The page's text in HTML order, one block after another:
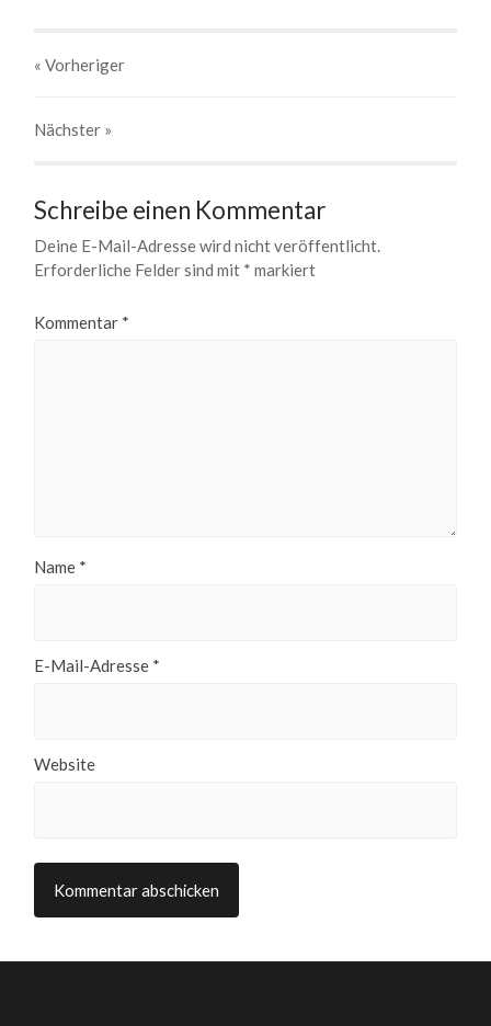
« Vorheriger
Nächster »
Schreibe einen Kommentar
Deine E-Mail-Adresse wird nicht veröffentlicht.
Erforderliche Felder sind mit * markiert
Kommentar *
Name *
E-Mail-Adresse *
Website